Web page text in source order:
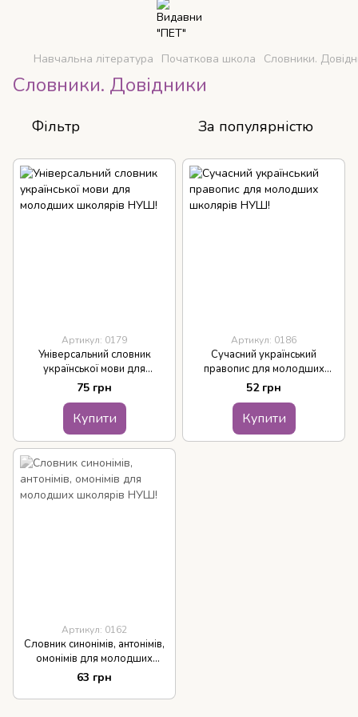
Навчальна література Початкова школа Словники.
Словники. Довідники
Фільтр За популярністю
Артикул: 0179
Універсальний словник
української мови для
молодших школярів НУШ!
75 грн
Купити
Артикул: 0186
Сучасний український
правопис для молодших
школярів НУШ!
52 грн
Купити
Артикул: 0162
Словник синонімів, антонімів,
омонімів для молодших
школярів НУШ!
63 грн